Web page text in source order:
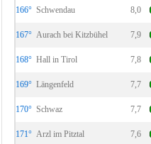
166° Schwendau 8,0
167° Aurach bei Kitzbühel 7,9
168° Hall in Tirol 7,8
169° Längenfeld 7,7
170° Schwaz 7,7
171° Arzl im Pitztal 7,6